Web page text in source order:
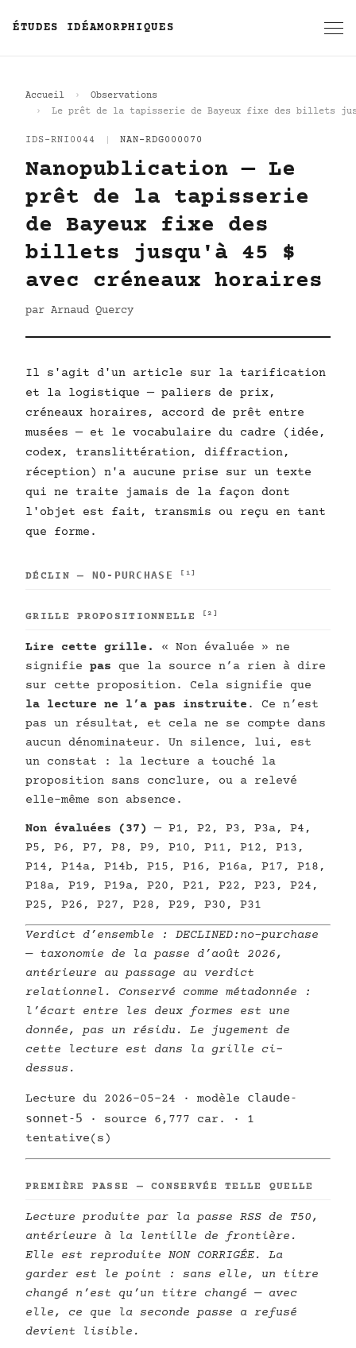
ÉTUDES IDÉAMORPHIQUES
Accueil
Observations
Le prêt de la tapisserie de Bayeux fixe des billets
IDS-RNI0044 NAN-RDG000070
Nanopublication — Le
prêt de la tapisserie
de Bayeux fixe des
billets jusqu'à 45 $
avec créneaux horaires
par Arnaud Quercy
Il s'agit d'un article sur la tarification
et la logistique — paliers de prix,
créneaux horaires, accord de prêt entre
musées — et le vocabulaire du cadre (idée,
codex, translittération, diffraction,
réception) n'a aucune prise sur un texte
qui ne traite jamais de la façon dont
l'objet est fait, transmis ou reçu en tant
que forme.
DÉCLIN — NO-PURCHASE [1]
GRILLE PROPOSITIONNELLE [2]
Lire cette grille.
« Non évaluée » ne
signifie pas que la source n’a rien à dire
sur cette proposition. Cela signifie que
la lecture ne l’a pas instruite . Ce n’est
pas un résultat, et cela ne se compte dans
aucun dénominateur. Un silence, lui, est
un constat : la lecture a touché la
proposition sans conclure, ou a relevé
elle-même son absence.
Non évaluées (37) — P1, P2, P3, P3a, P4,
P5, P6, P7, P8, P9, P10, P11, P12, P13,
P14, P14a, P14b, P15, P16, P16a, P17, P18,
P18a, P19, P19a, P20, P21, P22, P23, P24,
P25, P26, P27, P28, P29, P30, P31
Verdict d’ensemble : DECLINED:no-purchase
— taxonomie de la passe d’août 2026,
antérieure au passage au verdict
relationnel. Conservé comme métadonnée :
l’écart entre les deux formes est une
donnée, pas un résidu. Le jugement de
cette lecture est dans la grille ci-
dessus.
Lecture du 2026-05-24 · modèle claude-
sonnet-5 · source 6,777 car. · 1
tentative(s)
PREMIÈRE PASSE — CONSERVÉE TELLE QUELLE
Lecture produite par la passe RSS de T50,
antérieure à la lentille de frontière.
Elle est reproduite NON CORRIGÉE. La
garder est le point : sans elle, un titre
changé n’est qu’un titre changé — avec
elle, ce que la seconde passe a refusé
devient lisible.